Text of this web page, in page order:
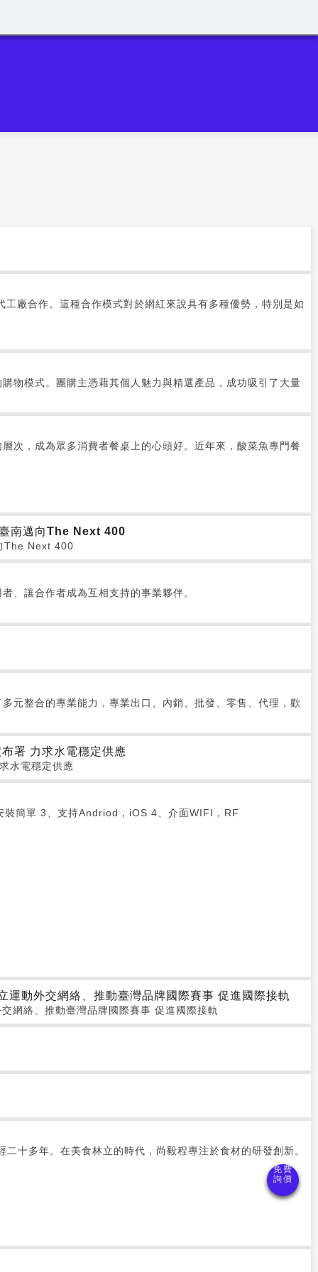
廠合作。這種合作模式對於網紅來說具有多種優勢，特別是如
物模式。團購主憑藉其個人魅力與精選產品，成功吸引了大量
次，成為眾多消費者餐桌上的心頭好。近年來，酸菜魚專門餐
南邁向The Next 400
The Next 400
、讓合作者成為互相支持的事業夥伴。
元整合的專業能力，專業出口、內銷、批發、零售、代理，歡
署 力求水電穩定供應
水電穩定供應
簡單 3、支持Andriod，iOS 4、介面WIFI，RF
動外交網絡、推動臺灣品牌國際賽事 促進國際接軌
網絡、推動臺灣品牌國際賽事 促進國際接軌
十多年。在美食林立的時代，尚毅程專注於食材的研發創新。